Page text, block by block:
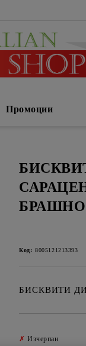
Промоции
БРАШНО
Код: 8005121213393
БИСКВИТИ
✗ Изчерпан